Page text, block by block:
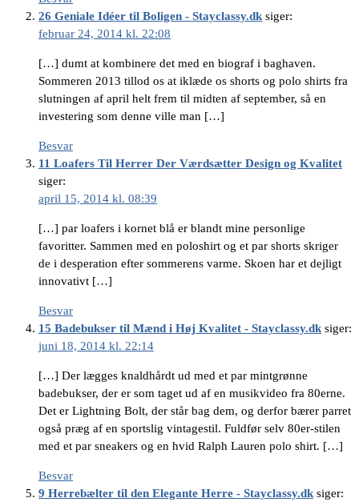
26 Geniale Idéer til Boligen - Stayclassy.dk siger:
februar 24, 2014 kl. 22:08
[…] dumt at kombinere det med en biograf i baghaven.
Sommeren 2013 tillod os at iklæde os shorts og polo shirts fra
slutningen af april helt frem til midten af september, så en
investering som denne ville man […]
Besvar
11 Loafers Til Herrer Der Værdsætter Design og Kvalitet
siger:
april 15, 2014 kl. 08:39
[…] par loafers i kornet blå er blandt mine personlige
favoritter. Sammen med en poloshirt og et par shorts skriger
de i desperation efter sommerens varme. Skoen har et dejligt
innovativt […]
Besvar
15 Badebukser til Mænd i Høj Kvalitet - Stayclassy.dk siger:
juni 18, 2014 kl. 22:14
[…] Der lægges knaldhårdt ud med et par mintgrønne
badebukser, der er som taget ud af en musikvideo fra 80erne.
Det er Lightning Bolt, der står bag dem, og derfor bærer parret
også præg af en sportslig vintagestil. Fuldfør selv 80er-stilen
med et par sneakers og en hvid Ralph Lauren polo shirt. […]
Besvar
9 Herrebælter til den Elegante Herre - Stayclassy.dk siger: